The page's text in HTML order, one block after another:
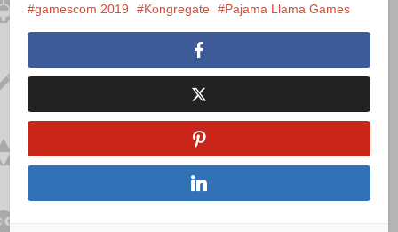
gamescom 2019 Kongregate Pajama Llama Games